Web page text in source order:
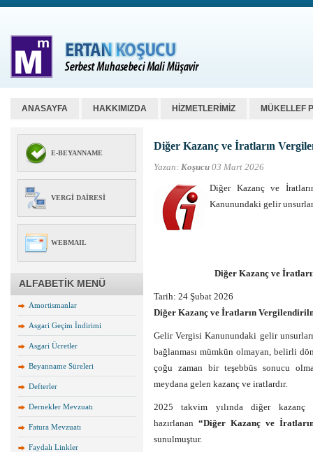
ANASAYFA HAKKIMIZDA HİZMETLERİMİZ MÜKELLEF
E-BEYANNAME
VERGI DAIRESI
WEBMAIL
ALFABETİK MENÜ
Amortismanlar
Asgari Geçim İndirimi
Asgari Ücretler
Beyanname Süreleri
Defterler
Dernekler Mevzuatı
Fatura Mevzuatı
Faydalı Linkler
Diğer Kazanç ve İratların
Yazan: Koşucu 03 Mart 2026
Diğer Kazanç ve
Kanunundaki gelir
Diğer Kazanç ve
Tarih: 24 Şubat 2026
Diğer Kazanç ve İratların
Gelir Vergisi Kanunundaki gelir
bağlanması mümkün olmayan, belirli
çoğu zaman bir teşebbüs sonucu
meydana gelen kazanç ve iratlardır.
2025 takvim yılında diğer
hazırlanan “Diğer Kazanç ve
sunulmuştur.